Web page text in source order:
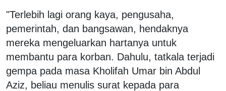
"Terlebih lagi orang kaya, pengusaha,
pemerintah, dan bangsawan, hendaknya
mereka mengeluarkan hartanya untuk
membantu para korban. Dahulu, tatkala terjadi
gempa pada masa Kholifah Umar bin Abdul
Aziz, beliau menulis surat kepada para